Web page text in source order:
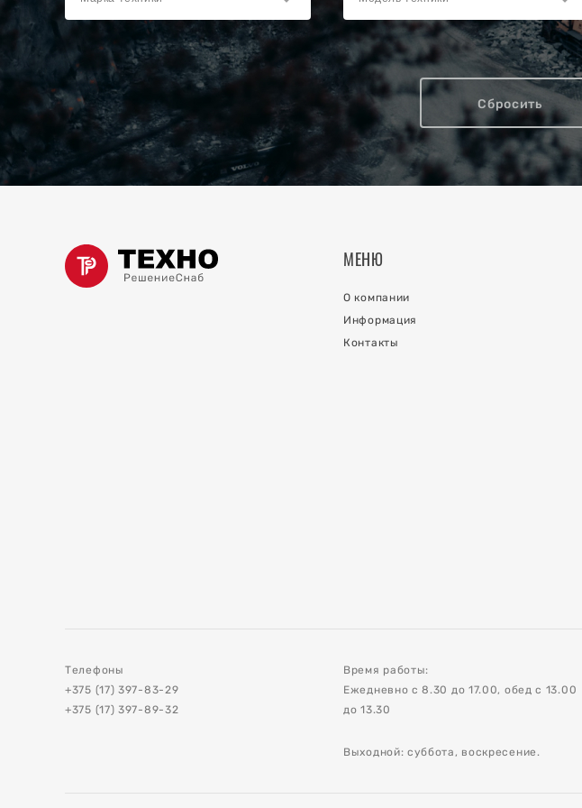
коллектора
Сбросить
МЕНЮ
О компании
Информация
Контакты
Телефоны
+375 (17) 397-83-29
+375 (17) 397-89-32
Время работы:
Ежедневно с 8.30 до 17.00, обед с 13.00
до 13.30
Выходной: суббота, воскресение.